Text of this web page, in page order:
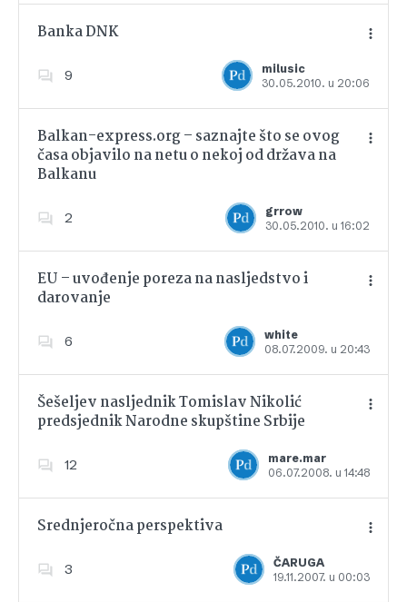
Banka DNK
9
milusic
30.05.2010. u 20:06
Dodajte u favorite
Balkan-express.org – saznajte što se ovog
časa objavilo na netu o nekoj od država na
Balkanu
2
grrow
30.05.2010. u 16:02
EU – uvođenje poreza na nasljedstvo i
darovanje
6
white
08.07.2009. u 20:43
Dodajte u favorite
Šešeljev nasljednik Tomislav Nikolić
predsjednik Narodne skupštine Srbije
12
mare.mar
06.07.2008. u 14:48
Dodajte u favorite
Srednjeročna perspektiva
3
ČARUGA
19.11.2007. u 00:03
Dodajte u favorite